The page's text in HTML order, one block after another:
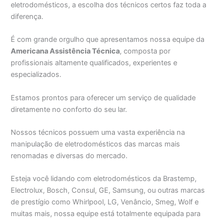
eletrodomésticos, a escolha dos técnicos certos faz toda a
diferença.
É com grande orgulho que apresentamos nossa equipe da
Americana Assistência Técnica, composta por
profissionais altamente qualificados, experientes e
especializados.
Estamos prontos para oferecer um serviço de qualidade
diretamente no conforto do seu lar.
Nossos técnicos possuem uma vasta experiência na
manipulação de eletrodomésticos das marcas mais
renomadas e diversas do mercado.
Esteja você lidando com eletrodomésticos da Brastemp,
Electrolux, Bosch, Consul, GE, Samsung, ou outras marcas
de prestígio como Whirlpool, LG, Venâncio, Smeg, Wolf e
muitas mais, nossa equipe está totalmente equipada para